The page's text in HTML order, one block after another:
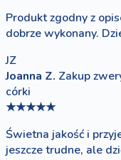
Produkt zgodny z
dobrze wykonany.
JZ
Joanna Z. Zakup
córki
★★★★★
Świetna jakość i
jeszcze trudne, ale